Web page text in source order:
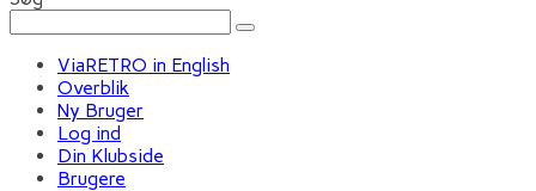
ViaRETRO in English
Overblik
Ny Bruger
Log ind
Din Klubside
Brugere